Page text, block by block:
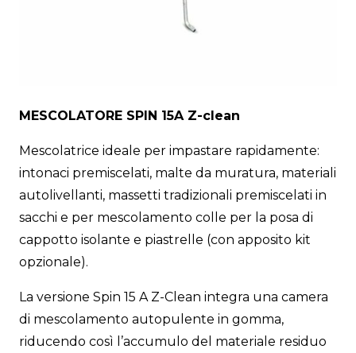
MESCOLATORE SPIN 15A Z-clean
Mescolatrice ideale per impastare rapidamente:
intonaci premiscelati, malte da muratura, materiali
autolivellanti, massetti tradizionali premiscelati in
sacchi e per mescolamento colle per la posa di
cappotto isolante e piastrelle (con apposito kit
opzionale).
La versione Spin 15 A Z-Clean integra una camera
di mescolamento autopulente in gomma,
riducendo così l’accumulo del materiale residuo